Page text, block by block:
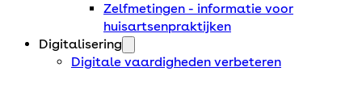
Zelfmetingen - informatie voor
huisartsenpraktijken
Digitalisering
Digitale vaardigheden verbeteren